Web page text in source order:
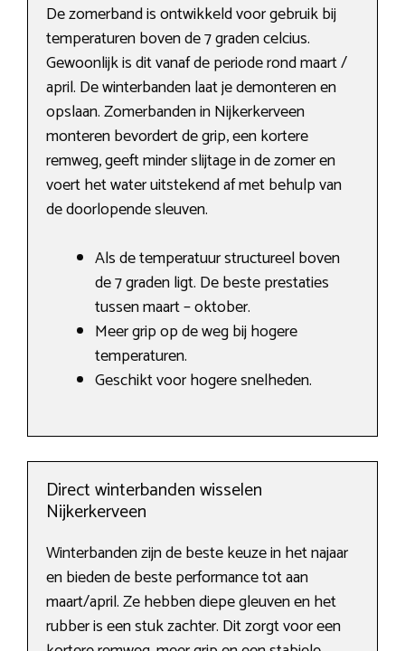
De zomerband is ontwikkeld voor gebruik bij
temperaturen boven de 7 graden celcius.
Gewoonlijk is dit vanaf de periode rond maart /
april. De winterbanden laat je demonteren en
opslaan. Zomerbanden in Nijkerkerveen
monteren bevordert de grip, een kortere
remweg, geeft minder slijtage in de zomer en
voert het water uitstekend af met behulp van
de doorlopende sleuven.
Als de temperatuur structureel boven
de 7 graden ligt. De beste prestaties
tussen maart – oktober.
Meer grip op de weg bij hogere
temperaturen.
Geschikt voor hogere snelheden.
Direct winterbanden wisselen
Nijkerkerveen
Winterbanden zijn de beste keuze in het najaar
en bieden de beste performance tot aan
maart/april. Ze hebben diepe gleuven en het
rubber is een stuk zachter. Dit zorgt voor een